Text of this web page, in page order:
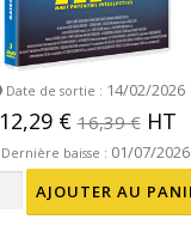
Date de sortie : 14/02/2026
12,29 €16,39 €HT
Dernière baisse : 01/07/2026